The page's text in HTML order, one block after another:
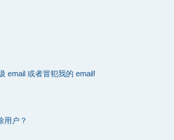
email 或者冒犯我的 email!
用户？